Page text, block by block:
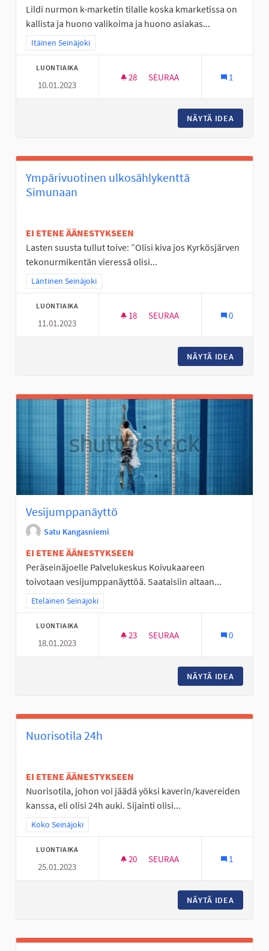
Lildi nurmon k-marketin tilalle koska kmarketissa on
kallista ja huono valikoima ja huono asiakas...
Rajaa tulokset teeman mukaan: Itäinen Seinäjoki
Itäinen Seinäjoki
LUONTIAIKA
10.01.2023
28 28 SEURAAJAA
SEURAA 1
NÄYTÄ IDEA
Ympärivuotinen ulkosählykenttä
Simunaan
EI ETENE ÄÄNESTYKSEEN
Lasten suusta tullut toive: ”Olisi kiva jos Kyrkösjärven
tekonurmikentän vieressä olisi...
Rajaa tulokset teeman mukaan: Läntinen Seinäjoki
Läntinen Seinäjoki
LUONTIAIKA
11.01.2023
18 18 SEURAAJAA
SEURAA 0
NÄYTÄ IDEA
Vesijumppanäyttö
Satu Kangasniemi
EI ETENE ÄÄNESTYKSEEN
Peräseinäjoelle Palvelukeskus Koivukaareen
toivotaan vesijumppanäyttöä. Saataisiin altaan...
Rajaa tulokset teeman mukaan: Eteläinen Seinäjoki
Eteläinen Seinäjoki
LUONTIAIKA
18.01.2023
23 23 SEURAAJAA
SEURAA 0
NÄYTÄ IDEA
Nuorisotila 24h
EI ETENE ÄÄNESTYKSEEN
Nuorisotila, johon voi jäädä yöksi kaverin/kavereiden
kanssa, eli olisi 24h auki. Sijainti olisi...
Rajaa tulokset teeman mukaan: Koko Seinäjoki
Koko Seinäjoki
LUONTIAIKA
25.01.2023
20 20 SEURAAJAA
SEURAA 1
NÄYTÄ IDEA